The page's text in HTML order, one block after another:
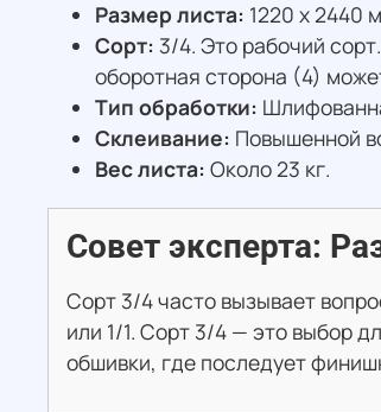
Размер листа: 1220 х 2440
Сорт: 3/4. Это рабочий
оборотная сторона (4)
Тип обработки:
Склеивание: Повышенной
Вес листа: Около 23 кг.
Совет эксперта:
Сорт 3/4 часто вызывает
или 1/1. Сорт 3/4 — это выбор
обшивки, где последует